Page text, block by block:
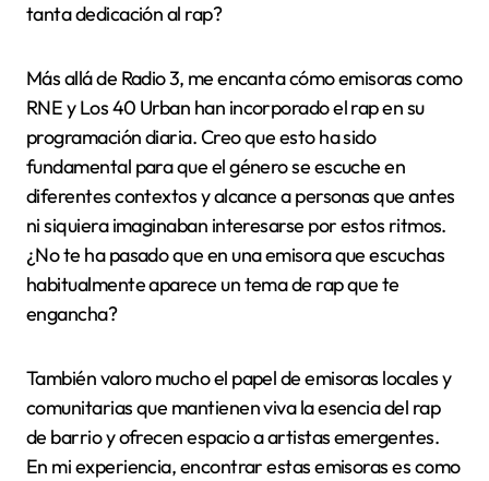
tanta dedicación al rap?
Más allá de Radio 3, me encanta cómo emisoras como
RNE y Los 40 Urban han incorporado el rap en su
programación diaria. Creo que esto ha sido
fundamental para que el género se escuche en
diferentes contextos y alcance a personas que antes
ni siquiera imaginaban interesarse por estos ritmos.
¿No te ha pasado que en una emisora que escuchas
habitualmente aparece un tema de rap que te
engancha?
También valoro mucho el papel de emisoras locales y
comunitarias que mantienen viva la esencia del rap
de barrio y ofrecen espacio a artistas emergentes.
En mi experiencia, encontrar estas emisoras es como